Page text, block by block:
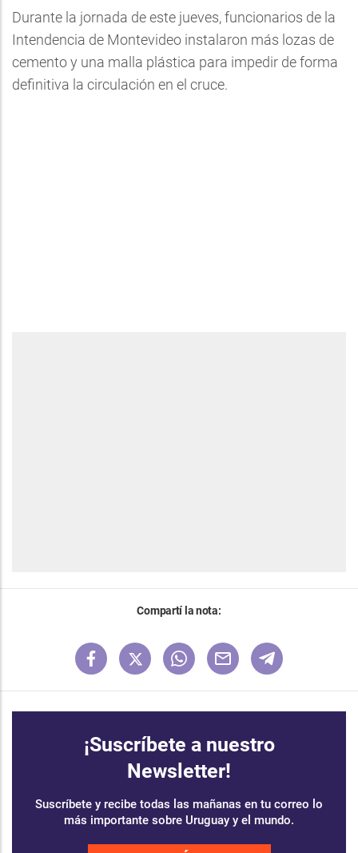
Durante la jornada de este jueves, funcionarios de la
Intendencia de Montevideo instalaron más lozas de
cemento y una malla plástica para impedir de forma
definitiva la circulación en el cruce.
Compartí la nota:
¡Suscríbete a nuestro
Newsletter!
Suscríbete y recibe todas las mañanas en tu correo lo
más importante sobre Uruguay y el mundo.